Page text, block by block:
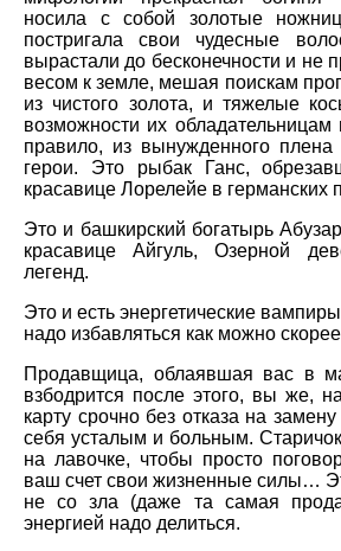
носила с собой золотые
постригала свои чудесные
вырастали до бесконечности и не
весом к земле, мешая поискам
из чистого золота, и тяжелые
возможности их обладательницам
правило, из вынужденного плена
герои. Это рыбак Ганс,
красавице Лорелейе в германских
Это и башкирский богатырь
красавице Айгуль, Озерной
легенд.
Это и есть энергетические
надо избавляться как можно
Продавщица, облаявшая вас в
взбодрится после этого, вы же,
карту срочно без отказа на
себя усталым и больным.
на лавочке, чтобы просто
ваш счет свои жизненные силы…
не со зла (даже та самая
энергией надо делиться.